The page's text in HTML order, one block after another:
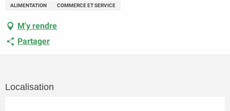
ALIMENTATION COMMERCE ET SERVICE
M'y rendre
Partager
Localisation